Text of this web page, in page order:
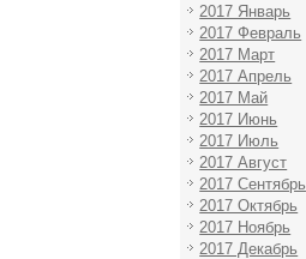
2017 Январь
2017 Февраль
2017 Март
2017 Апрель
2017 Май
2017 Июнь
2017 Июль
2017 Август
2017 Сентябрь
2017 Октябрь
2017 Ноябрь
2017 Декабрь